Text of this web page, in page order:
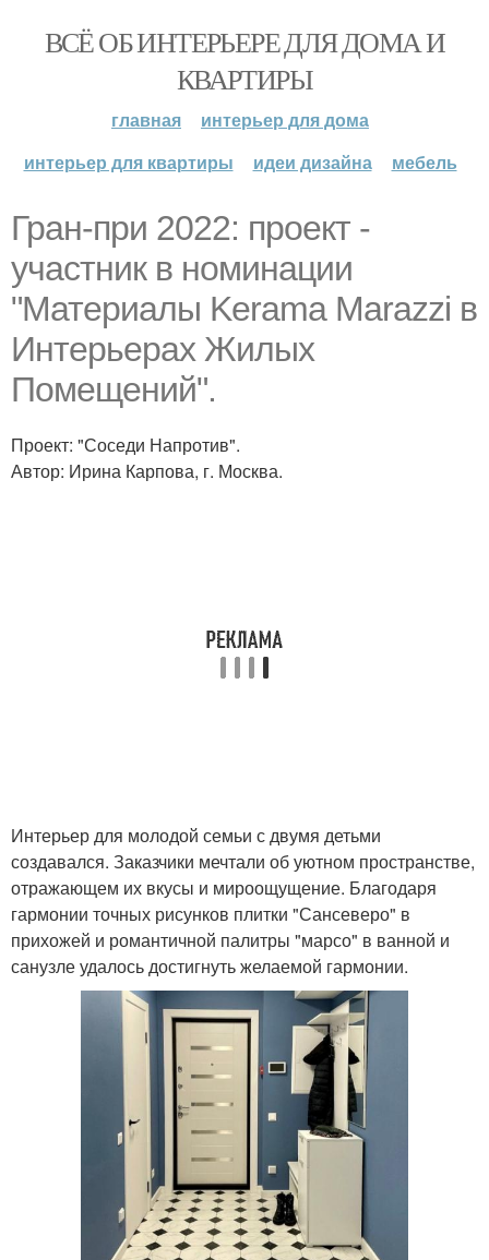
ВСЁ ОБ ИНТЕРЬЕРЕ ДЛЯ ДОМА И
КВАРТИРЫ
главная
интерьер для дома
интерьер для квартиры
идеи дизайна мебель
Гран-при 2022: проект -
участник в номинации
"Материалы Kerama Marazzi в
Интерьерах Жилых
Помещений".
Проект: "Соседи Напротив".
Автор: Ирина Карпова, г. Москва.
Интерьер для молодой семьи с двумя детьми
создавался. Заказчики мечтали об уютном пространстве,
отражающем их вкусы и мироощущение. Благодаря
гармонии точных рисунков плитки "Сансеверо" в
прихожей и романтичной палитры "марсо" в ванной и
санузле удалось достигнуть желаемой гармонии.